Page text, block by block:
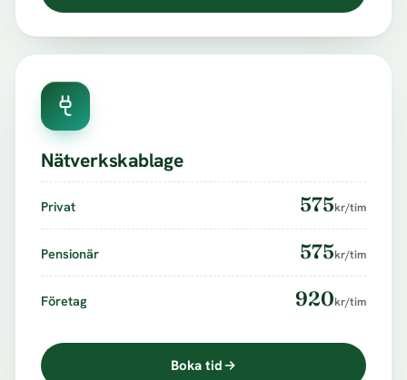
Nätverkskablage
Privat 575kr/tim
Pensionär 575kr/tim
Företag 920kr/tim
Boka tid